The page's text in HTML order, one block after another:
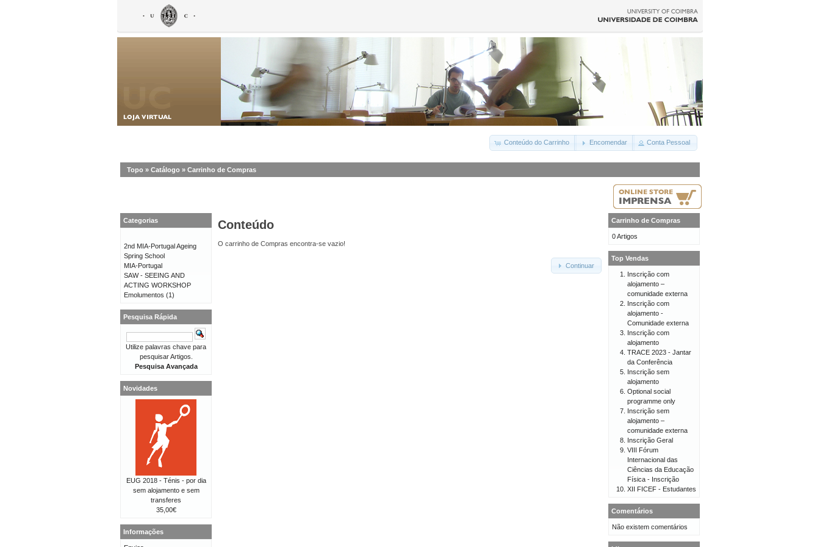
Conteúdo do Carrinho Encomendar Conta Pessoal
Topo » Catálogo » Carrinho de Compras
Conteúdo
O carrinho de Compras encontra-se vazio!
Continuar
Categorias
2nd MIA-Portugal Ageing
Spring School
MIA-Portugal
SAW - SEEING AND
ACTING WORKSHOP
Emolumentos (1)
Pesquisa Rápida
Utilize palavras chave para
pesquisar Artigos.
Pesquisa Avançada
Novidades
EUG 2018 - Ténis - por dia
sem alojamento e sem
transferes
35,00€
Informações
Carrinho de Compras
0 Artigos
Top Vendas
Inscrição com
alojamento –
comunidade externa
Inscrição com
alojamento -
Comunidade externa
Inscrição com
alojamento
TRACE 2023 - Jantar
da Conferência
Inscrição sem
alojamento
Optional social
programme only
Inscrição sem
alojamento –
comunidade externa
Inscrição Geral
VIII Fórum
Internacional das
Ciências da Educação
Física - Inscrição
XII FICEF - Estudantes
Comentários
Não existem comentários